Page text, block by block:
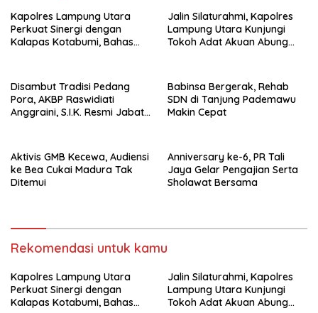
Kapolres Lampung Utara
Perkuat Sinergi dengan
Kalapas Kotabumi, Bahas
Jalin Silaturahmi, Kapolres
Lampung Utara Kunjungi
Tokoh Adat Akuan Abung
Disambut Tradisi Pedang
Pora, AKBP Raswidiati
Anggraini, S.I.K. Resmi Jabat
Babinsa Bergerak, Rehab
SDN di Tanjung Pademawu
Makin Cepat
Aktivis GMB Kecewa, Audiensi
ke Bea Cukai Madura Tak
Ditemui
Anniversary ke-6, PR Tali
Jaya Gelar Pengajian Serta
Sholawat Bersama
Rekomendasi untuk kamu
Kapolres Lampung Utara
Perkuat Sinergi dengan
Kalapas Kotabumi, Bahas
Jalin Silaturahmi, Kapolres
Lampung Utara Kunjungi
Tokoh Adat Akuan Abung